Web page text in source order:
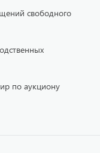
свободного
по аукциону